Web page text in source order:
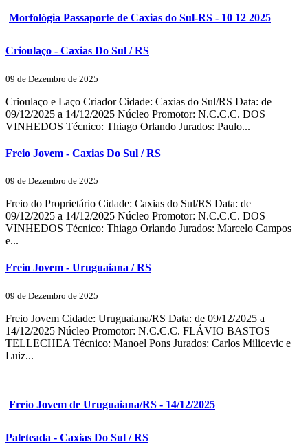
Morfológia Passaporte de Caxias do Sul-RS - 10 12 2025
Crioulaço - Caxias Do Sul / RS
09 de Dezembro de 2025
Crioulaço e Laço Criador Cidade: Caxias do Sul/RS Data: de
09/12/2025 a 14/12/2025 Núcleo Promotor: N.C.C.C. DOS
VINHEDOS Técnico: Thiago Orlando Jurados: Paulo...
Freio Jovem - Caxias Do Sul / RS
09 de Dezembro de 2025
Freio do Proprietário Cidade: Caxias do Sul/RS Data: de
09/12/2025 a 14/12/2025 Núcleo Promotor: N.C.C.C. DOS
VINHEDOS Técnico: Thiago Orlando Jurados: Marcelo Campos
e...
Freio Jovem - Uruguaiana / RS
09 de Dezembro de 2025
Freio Jovem Cidade: Uruguaiana/RS Data: de 09/12/2025 a
14/12/2025 Núcleo Promotor: N.C.C.C. FLÁVIO BASTOS
TELLECHEA Técnico: Manoel Pons Jurados: Carlos Milicevic e
Luiz...
Freio Jovem de Uruguaiana/RS - 14/12/2025
Paleteada - Caxias Do Sul / RS